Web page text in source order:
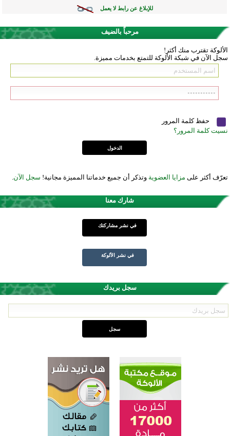
للإبلاغ عن رابط لا يعمل
مرحباً بالضيف
الألوكة تقترب منك أكثر!
سجل الآن في شبكة الألوكة للتمتع بخدمات مميزة.
حفظ كلمة المرور
نسيت كلمة المرور؟
تعرّف أكثر على مزايا العضوية وتذكر أن جميع خدماتنا المميزة مجانية! سجل الآن.
شارك معنا
في نشر مشاركتك
في نشر الألوكة
سجل بريدك